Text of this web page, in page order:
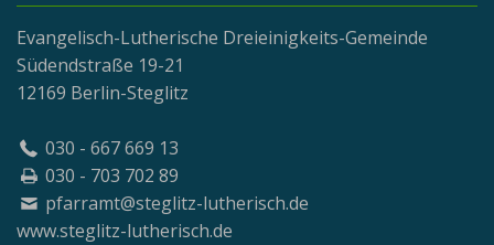
Evangelisch-Lutherische Dreieinigkeits-Gemeinde
Südendstraße 19-21
12169 Berlin-Steglitz
030 - 667 669 13
030 - 703 702 89
pfarramt@steglitz-lutherisch.de
www.steglitz-lutherisch.de